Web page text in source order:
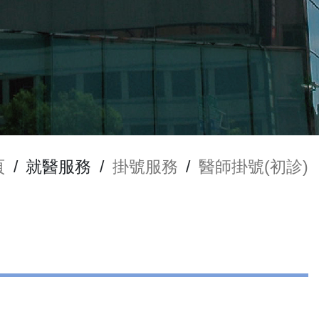
/ 就醫服務 / 掛號服務 / 醫師掛號(初診)